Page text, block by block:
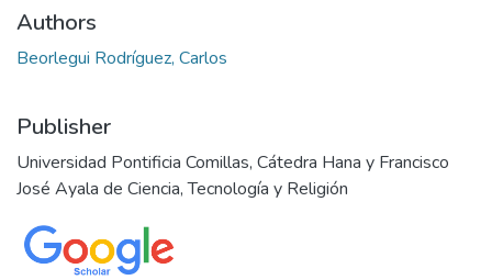
Authors
Beorlegui Rodríguez, Carlos
Publisher
Universidad Pontificia Comillas, Cátedra Hana y Francisco
José Ayala de Ciencia, Tecnología y Religión